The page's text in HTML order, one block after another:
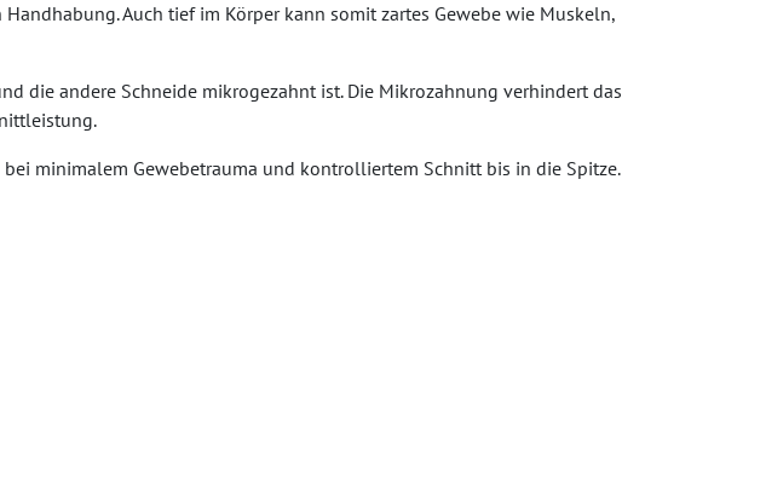
Auch tief im Körper kann somit zartes Gewebe wie Muskeln,
die andere Schneide mikrogezahnt ist. Die Mikrozahnung verhindert das
minimalem Gewebetrauma und kontrolliertem Schnitt bis in die Spitze.